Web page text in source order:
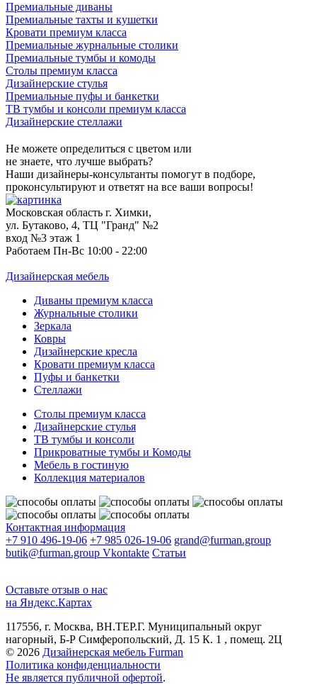
Премиальные диваны
Премиальные тахты и кушетки
Кровати премиум класса
Премиальные журнальные столики
Премиальные тумбы и комоды
Столы премиум класса
Дизайнерские стулья
Премиальные пуфы и банкетки
ТВ тумбы и консоли премиум класса
Дизайнерские стеллажи
Не можете определиться с цветом или
не знаете, что лучше выбрать?
Наши дизайнеры-консультанты помогут в подборе,
проконсультируют и ответят на все ваши вопросы!
Московская область г. Химки,
ул. Бутаково, 4, ТЦ "Гранд" №2
вход №3 этаж 1
Работаем Пн-Вс 10:00 - 22:00
Дизайнерская мебель
Диваны премиум класса
Журнальные столики
Зеркала
Ковры
Дизайнерские кресла
Кровати премиум класса
Пуфы и банкетки
Стеллажи
Столы премиум класса
Дизайнерские стулья
ТВ тумбы и консоли
Прикроватные тумбы и Комоды
Мебель в гостиную
Коллекция материалов
Контактная информация
+7 910 496-19-06 +7 985 026-19-06 grand@furman.group
butik@furman.group Vkontakte Статьи
Оставьте отзыв о нас
на Яндекс.Картах
117556, г. Москва, ВН.ТЕР.Г. Муниципальный округ
нагорный, Б-Р Симферопольский, Д. 15 К. 1 , помещ. 2Ц
© 2026 Дизайнерская мебель Furman
Политика конфиденциальности
Не является публичной офертой.